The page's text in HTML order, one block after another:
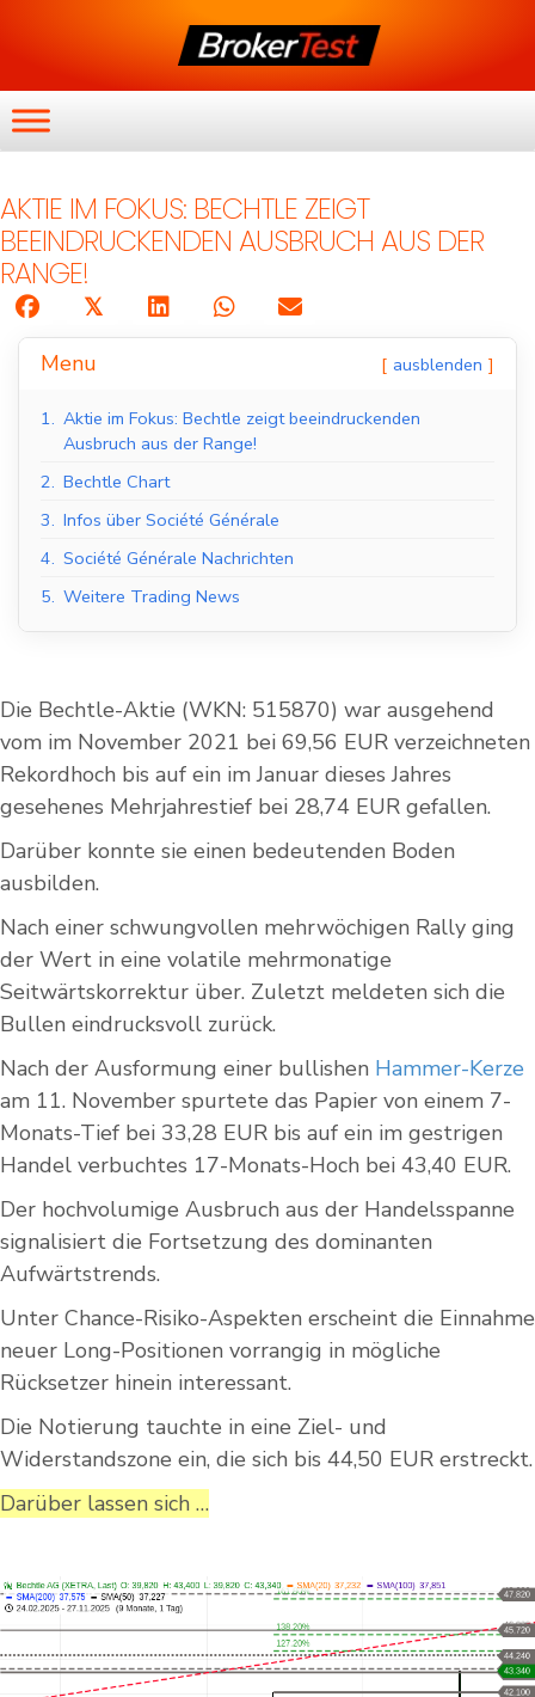
AKTIE IM FOKUS: BECHTLE ZEIGT
BEEINDRUCKENDEN AUSBRUCH AUS DER
RANGE!
𝕏
Menu ausblenden
1. Aktie im Fokus: Bechtle zeigt beeindruckenden
Ausbruch aus der Range!
2. Bechtle Chart
3. Infos über Société Générale
4. Société Générale Nachrichten
5. Weitere Trading News
Die Bechtle-Aktie (WKN: 515870) war ausgehend
vom im November 2021 bei 69,56 EUR verzeichneten
Rekordhoch bis auf ein im Januar dieses Jahres
gesehenes Mehrjahrestief bei 28,74 EUR gefallen.
Darüber konnte sie einen bedeutenden Boden
ausbilden.
Nach einer schwungvollen mehrwöchigen Rally ging
der Wert in eine volatile mehrmonatige
Seitwärtskorrektur über. Zuletzt meldeten sich die
Bullen eindrucksvoll zurück.
Nach der Ausformung einer bullishen Hammer-Kerze
am 11. November spurtete das Papier von einem 7-
Monats-Tief bei 33,28 EUR bis auf ein im gestrigen
Handel verbuchtes 17-Monats-Hoch bei 43,40 EUR.
Der hochvolumige Ausbruch aus der Handelsspanne
signalisiert die Fortsetzung des dominanten
Aufwärtstrends.
Unter Chance-Risiko-Aspekten erscheint die Einnahme
neuer Long-Positionen vorrangig in mögliche
Rücksetzer hinein interessant.
Die Notierung tauchte in eine Ziel- und
Widerstandszone ein, die sich bis 44,50 EUR erstreckt.
Darüber lassen sich …